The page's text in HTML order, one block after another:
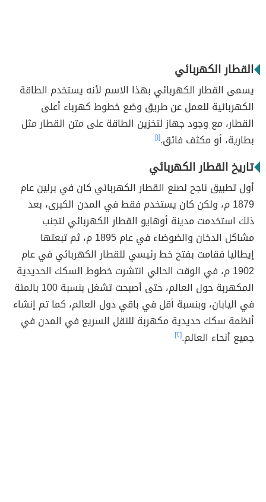
القطار الكهربائي
يسمى القطار الكهربائي بهذا الاسم لأنه يستخدم الطاقة
الكهربائية للعمل عن طريق وضع خطوط كهرباء أعلى
القطار، مع وجود جهاز لتخزين الطاقة على متن القطار مثل
بطارية، أو مكثف فائق.[١]
تاريخ القطار الكهربائي
أول تطبيق ناجح لصنع القطار الكهربائي كان في برلين عام
1879 م، ولكن كان يستخدم فقط في المدن الكبرى، بعد
ذلك استخدمت مدينة أوهايو القطار الكهربائي لتجنب
مشاكل الدخان والضوضاء في عام 1895 م، ثم تبعتها
إيطاليا فقامت بفتح خط رئيسي للقطار الكهربائي في عام
1902 م، في الوقت الحالي انتشرت خطوط السكك الحديدية
المكهربة حول العالم، حتى أصبحت تشغل بنسبة 100 بالمئة
في اليابان، وبنسبة أقل في باقي دول العالم، كما تم إنشاء
أنظمة سكك حديدية مكهربة للنقل السريع في المدن في
جميع أنحاء العالم.[٢]